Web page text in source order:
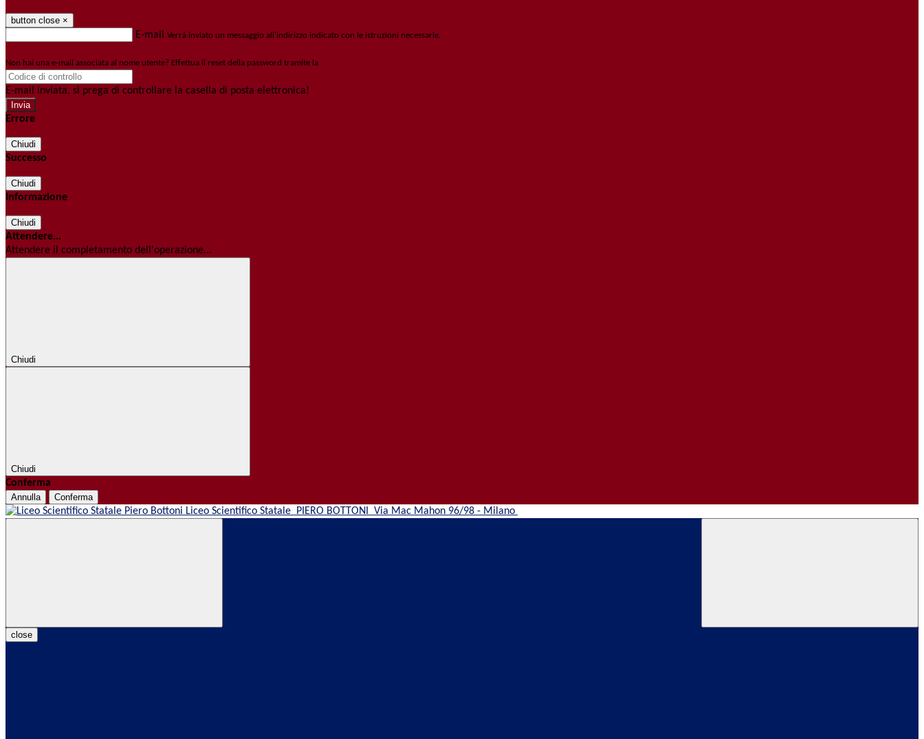
button close ×
E-mail Verrà inviato un messaggio all'indirizzo indicato con le istruzioni necessarie.
Non hai una e-mail associata al nome utente? Effettua il reset della password tramite la
E-mail inviata, si prega di controllare la casella di posta elettronica!
Errore
Chiudi
Successo
Chiudi
Informazione
Chiudi
Attendere...
Attendere il completamento dell'operazione...
Chiudi
Chiudi
Conferma
Annulla Conferma
Liceo Scientifico Statale PIERO BOTTONI Via Mac Mahon 96/98 - Milano
close